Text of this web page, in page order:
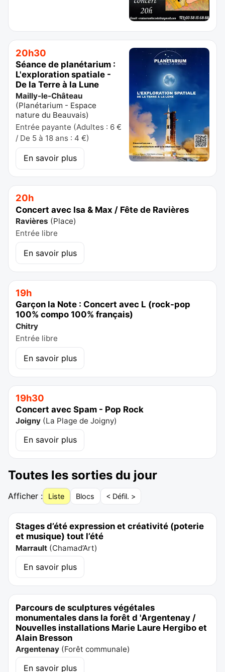
20h30
Séance de planétarium :
L'exploration spatiale -
De la Terre à la Lune
Mailly-le-Château
(Planétarium - Espace
nature du Beauvais)
Entrée payante (Adultes : 6 €
/ De 5 à 18 ans : 4 €)
En savoir plus
20h
Concert avec Isa & Max / Fête de Ravières
Ravières (Place)
Entrée libre
En savoir plus
19h
Garçon la Note : Concert avec L (rock-pop
100% compo 100% français)
Chitry
Entrée libre
En savoir plus
19h30
Concert avec Spam - Pop Rock
Joigny (La Plage de Joigny)
En savoir plus
Toutes les sorties du jour
Afficher : Liste Blocs < Défil. >
Stages d’été expression et créativité (poterie
et musique) tout l’été
Marrault (Chamad’Art)
En savoir plus
Parcours de sculptures végétales
monumentales dans la forêt d 'Argentenay /
Nouvelles installations Marie Laure Hergibo et
Alain Bresson
Argentenay (Forêt communale)
En savoir plus